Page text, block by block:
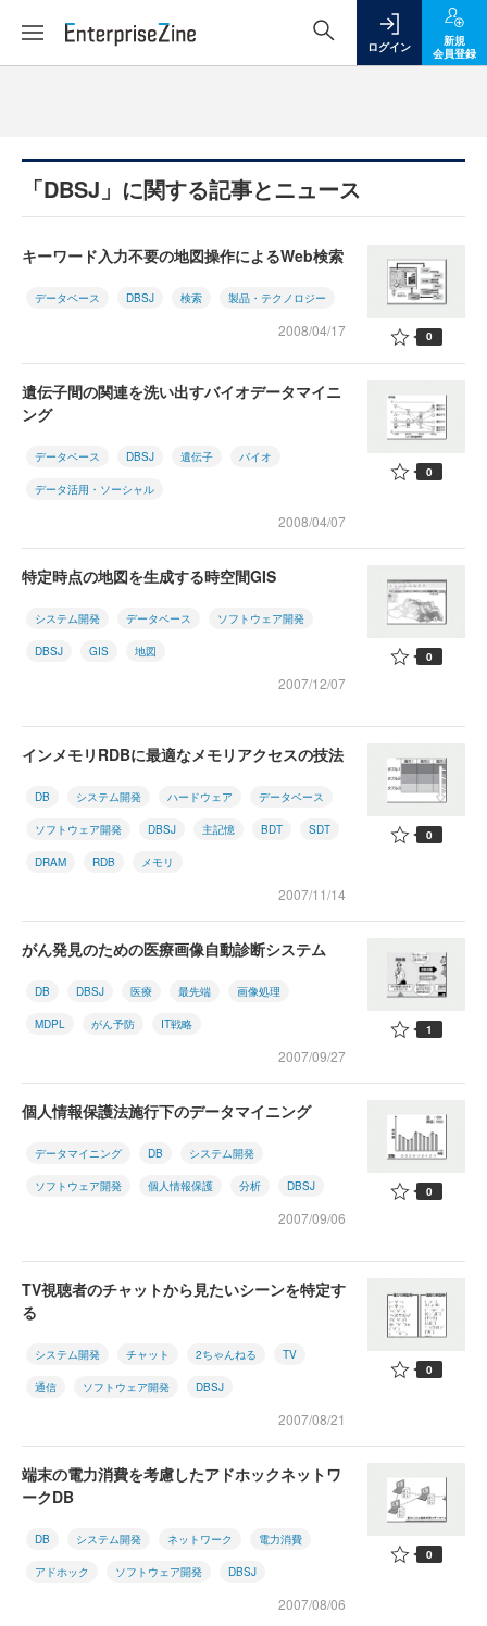
ログイン
新規
会員登録
「DBSJ」に関する記事とニュース
キーワード入力不要の地図操作によるWeb検索
データベース DBSJ 検索 製品・テクノロジー
2008/04/17 0
遺伝子間の関連を洗い出すバイオデータマイニ
ング
データベース DBSJ 遺伝子 バイオ
データ活用・ソーシャル
2008/04/07
0
特定時点の地図を生成する時空間GIS
システム開発 データベース ソフトウェア開発
DBSJ GIS 地図
2007/12/07
0
インメモリRDBに最適なメモリアクセスの技法
DB システム開発 ハードウェア データベース
ソフトウェア開発 DBSJ 主記憶 BDT SDT
DRAM RDB メモリ
2007/11/14
0
がん発見のための医療画像自動診断システム
DB DBSJ 医療 最先端 画像処理
MDPL がん予防 IT戦略
2007/09/27
1
個人情報保護法施行下のデータマイニング
データマイニング DB システム開発
ソフトウェア開発 個人情報保護 分析 DBSJ
2007/09/06
0
TV視聴者のチャットから見たいシーンを特定す
る
システム開発 チャット 2ちゃんねる TV
通信 ソフトウェア開発 DBSJ
2007/08/21
0
端末の電力消費を考慮したアドホックネットワ
ークDB
DB システム開発 ネットワーク 電力消費
アドホック ソフトウェア開発 DBSJ
2007/08/06
0